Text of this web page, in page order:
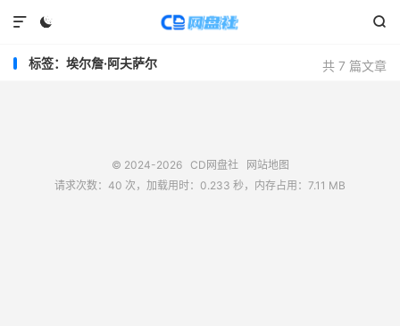
 

共 7 篇文章
标签：埃尔詹·阿夫萨尔
© 2024-2026 CD网盘社
网站地图
请求次数：40 次，加载用时：0.233 秒，内存占用：7.11 MB